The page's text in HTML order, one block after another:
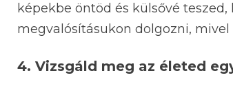
képekbe öntöd és külsővé
megvalósításukon dolgozni,
4. Vizsgáld meg az életed